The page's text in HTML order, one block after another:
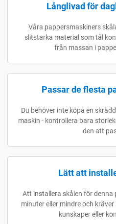
Långlivad för
Våra pappersmaskiners
slitstarka material som tål
från massan i
Passar de flesta
Du behöver inte köpa en
maskin - kontrollera bara
den att
Lätt att
Att installera skålen för denna
minuter eller mindre och
kunskaper eller